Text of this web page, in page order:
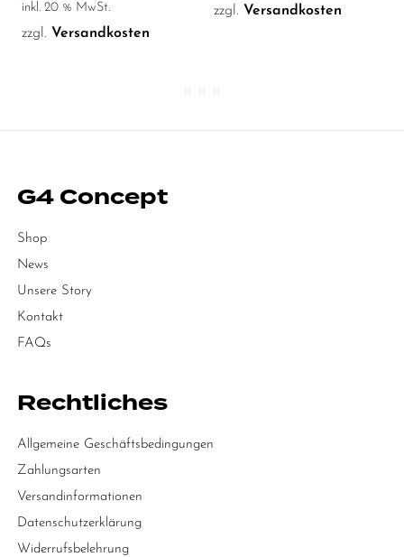
inkl. 20 % MwSt.
zzgl. Versandkosten
zzgl. Versandkosten
G4 Concept
Shop
News
Unsere Story
Kontakt
FAQs
Rechtliches
Allgemeine Geschäftsbedingungen
Zahlungsarten
Versandinformationen
Datenschutzerklärung
Widerrufsbelehrung